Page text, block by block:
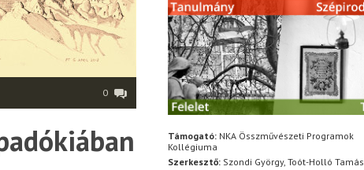
0
Támogató: NKA Összművészeti Programok
Kollégiuma
Szerkesztő: Szondi György, Toót-Holló Tamás